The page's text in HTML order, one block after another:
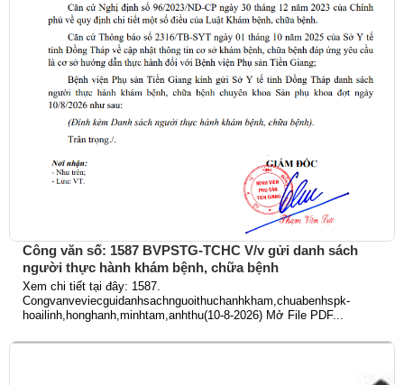
Công văn số: 1587 BVPSTG-TCHC V/v gửi danh sách
người thực hành khám bệnh, chữa bệnh
Xem chi tiết tại đây: 1587.
Congvanveviecguidanhsachnguoithuchanhkham,chuabenhspk-
hoailinh,honghanh,minhtam,anhthu(10-8-2026) Mở File PDF...